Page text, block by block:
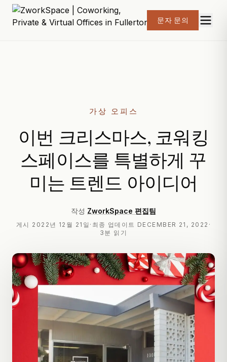
문자 문의
가상 오피스
이번 크리스마스, 코워킹
스페이스를 특별하게 꾸
미는 트렌드 아이디어
작성 ZworkSpace 편집팀
게시 2022년 12월 21일 · 최종 업데이트 DECEMBER 21, 2022 ·
3분 읽기